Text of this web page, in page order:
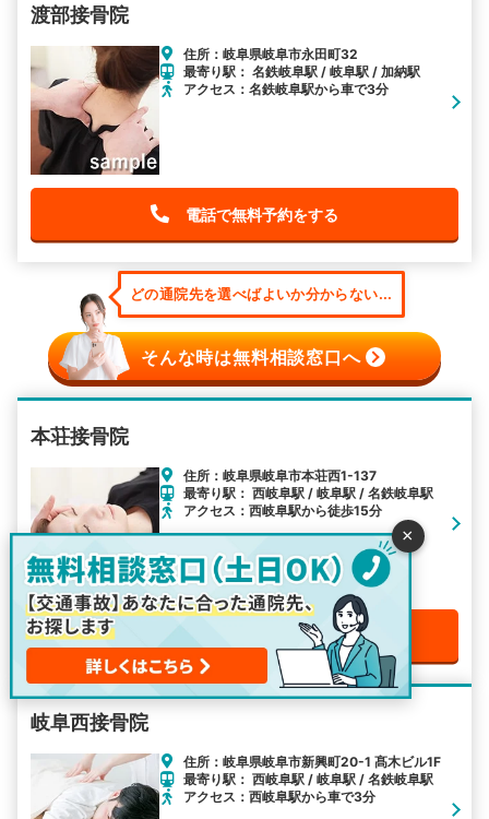
渡部接骨院
住所：岐阜県岐阜市永田町32
最寄り駅： 名鉄岐阜駅 / 岐阜駅 / 加納駅
アクセス：名鉄岐阜駅から車で3分
電話で無料予約をする
どの通院先を選べばよいか分からない...
そんな時は無料相談窓口へ
本荘接骨院
住所：岐阜県岐阜市本荘西1-137
最寄り駅： 西岐阜駅 / 岐阜駅 / 名鉄岐阜駅
アクセス：西岐阜駅から徒歩15分
電話で無料予約をする
岐阜西接骨院
住所：岐阜県岐阜市新興町20-1 髙木ビル1F
最寄り駅： 西岐阜駅 / 岐阜駅 / 名鉄岐阜駅
アクセス：西岐阜駅から車で3分
×